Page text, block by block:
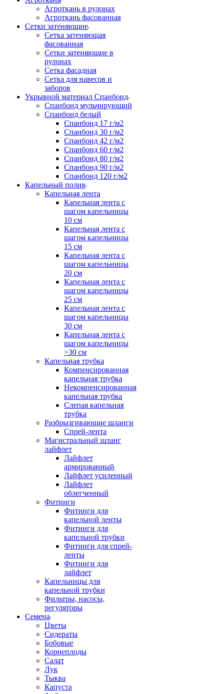
Агроткань в рулонах
Агроткань фасованная
Сетки затеняющие
Сетка затеняющая
фасованная
Сетки затеняющие в
рулонах
Сетка фасадная
Сетка для навесов и
заборов
Укрывной материал Спанбонд
Спанбонд мульчирующий
Спанбонд белый
Спанбонд 17 г/м2
Спанбонд 30 г/м2
Спанбонд 42 г/м2
Спанбонд 60 г/м2
Спанбонд 80 г/м2
Спанбонд 90 г/м2
Спанбонд 120 г/м2
Капельный полив
Капельная лента
Капельная лента с
шагом капельницы
10 см
Капельная лента с
шагом капельницы
15 см
Капельная лента с
шагом капельницы
20 см
Капельная лента с
шагом капельницы
25 см
Капельная лента с
шагом капельницы
30 см
Капельная лента с
шагом капельницы
>30 см
Капельная трубка
Компенсированная
капельная трубка
Некомпенсированная
капельная трубка
Слепая капельная
трубка
Разбрызгивающие шланги
Спрей-лента
Магистральный шланг
лайфлет
Лайфлет
армированный
Лайфлет усиленный
Лайфлет
облегченный
Фитинги
Фитинги для
капельной ленты
Фитинги для
капельной трубки
Фитинги для спрей-
ленты
Фитинги для
лайфлет
Капельницы для
капельной трубки
Фильтры, насосы,
регуляторы
Семена
Цветы
Сидераты
Бобовые
Корнеплоды
Салат
Лук
Тыква
Капуста